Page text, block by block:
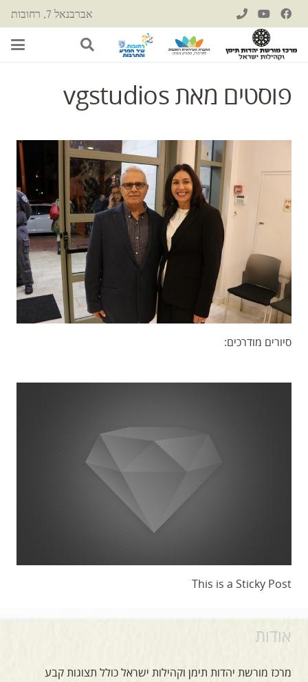
אברבנאל 7, רחובות
פוסטים מאת vgstudios
סיורים מודרכים:
This is a Sticky Post
אודות
מרכז מורשת יהדות תימן וקהילות ישראל כולל תצוגות קבע